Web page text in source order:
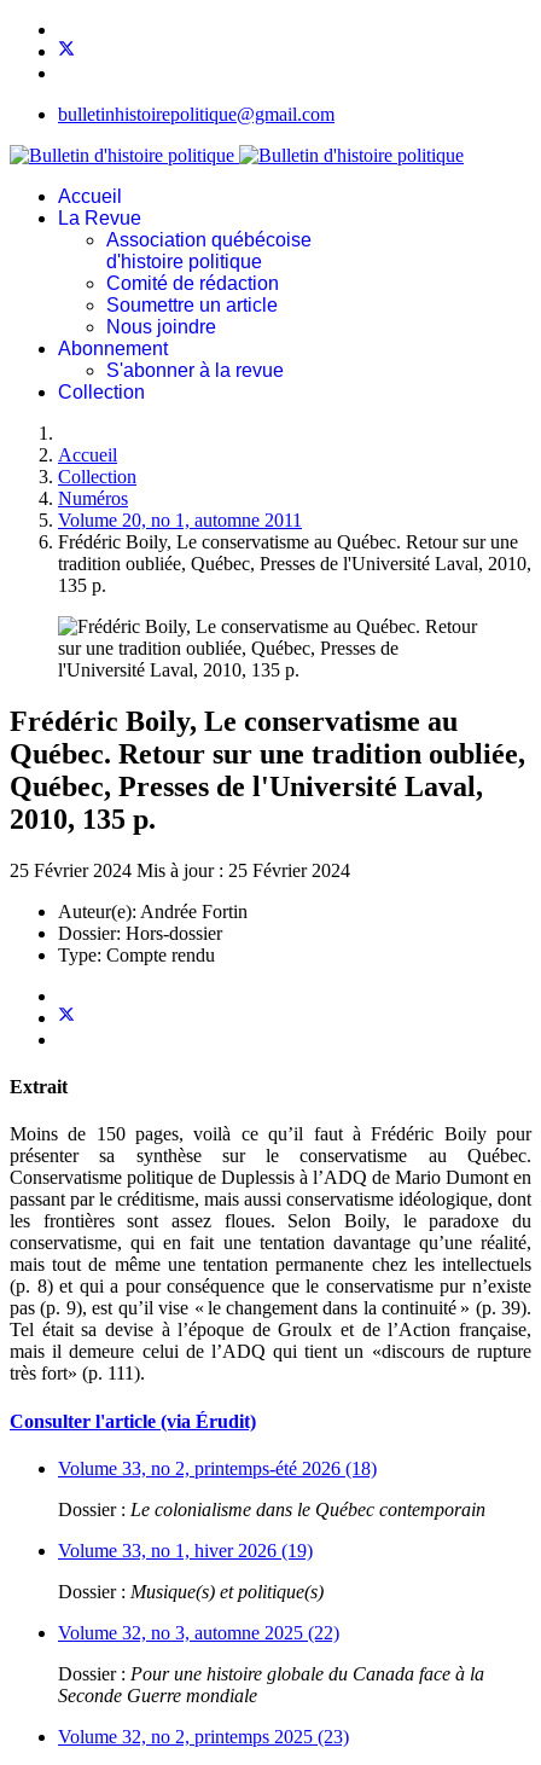
bulletinhistoirepolitique@gmail.com
Accueil
La Revue
Association québécoise
d'histoire politique
Comité de rédaction
Soumettre un article
Nous joindre
Abonnement
S'abonner à la revue
Collection
Accueil
Collection
Numéros
Volume 20, no 1, automne 2011
Frédéric Boily, Le conservatisme au Québec. Retour sur une
tradition oubliée, Québec, Presses de l'Université Laval, 2010,
135 p.
Frédéric Boily, Le conservatisme au
Québec. Retour sur une tradition oubliée,
Québec, Presses de l'Université Laval,
2010, 135 p.
25 Février 2024 Mis à jour : 25 Février 2024
Auteur(e): Andrée Fortin
Dossier: Hors-dossier
Type: Compte rendu
Extrait
Moins de 150 pages, voilà ce qu’il faut à Frédéric Boily pour
présenter sa synthèse sur le conservatisme au Québec.
Conservatisme politique de Duplessis à l’ADQ de Mario Dumont en
passant par le créditisme, mais aussi conservatisme idéologique, dont
les frontières sont assez floues. Selon Boily, le paradoxe du
conservatisme, qui en fait une tentation davantage qu’une réalité,
mais tout de même une tentation permanente chez les intellectuels
(p. 8) et qui a pour conséquence que le conservatisme pur n’existe
pas (p. 9), est qu’il vise « le changement dans la continuité » (p. 39).
Tel était sa devise à l’époque de Groulx et de l’Action française,
mais il demeure celui de l’ADQ qui tient un «discours de rupture
très fort» (p. 111).
Consulter l'article (via Érudit)
Volume 33, no 2, printemps-été 2026 (18)
Dossier : Le colonialisme dans le Québec contemporain
Volume 33, no 1, hiver 2026 (19)
Dossier : Musique(s) et politique(s)
Volume 32, no 3, automne 2025 (22)
Dossier : Pour une histoire globale du Canada face à la
Seconde Guerre mondiale
Volume 32, no 2, printemps 2025 (23)